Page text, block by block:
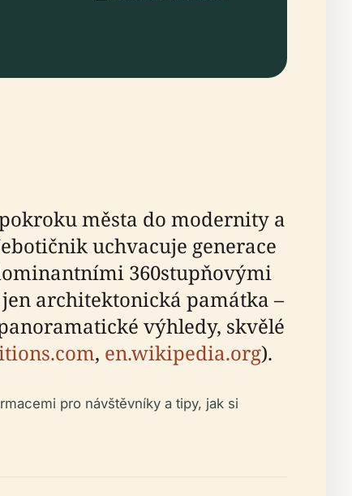
města do modernity a
uchvacuje generace
360stupňovými
architektonická památka –
výhledy, skvělé
, en.wikipedia.org).
pro návštěvníky a tipy, jak si